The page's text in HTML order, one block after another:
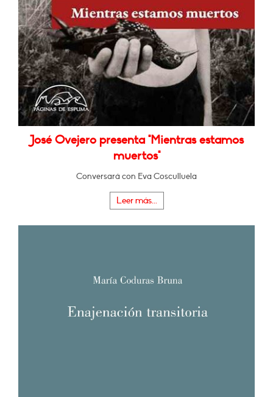
José Ovejero presenta "Mientras estamos
muertos"
Conversará con Eva Cosculluela
Leer más...